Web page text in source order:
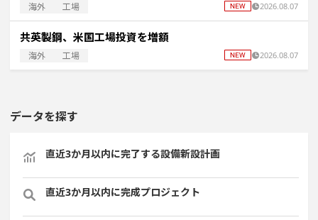
海外 工場 2026.08.07
共英製鋼、米国工場投資を増額
海外 工場 2026.08.07
データを探す
直近3か月以内に完了する設備新設計画
直近3か月以内に完成プロジェクト